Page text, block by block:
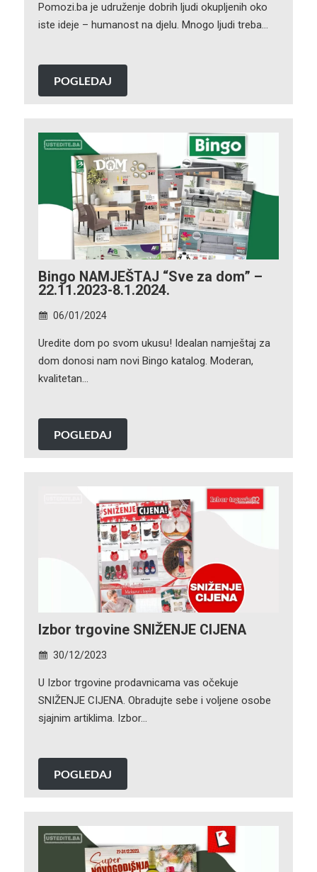
Pomozi.ba je udruženje dobrih ljudi okupljenih oko
iste ideje – humanost na djelu. Mnogo ljudi treba…
POGLEDAJ
Bingo NAMJEŠTAJ “Sve za dom” –
22.11.2023-8.1.2024.
06/01/2024
Uredite dom po svom ukusu! Idealan namještaj za
dom donosi nam novi Bingo katalog. Moderan,
kvalitetan…
POGLEDAJ
Izbor trgovine SNIŽENJE CIJENA
30/12/2023
U Izbor trgovine prodavnicama vas očekuje
SNIŽENJE CIJENA. Obradujte sebe i voljene osobe
sjajnim artiklima. Izbor…
POGLEDAJ